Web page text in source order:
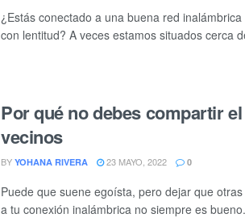
¿Estás conectado a una buena red
con lentitud? A veces estamos situados cerca
Por qué no debes compartir
vecinos
BY YOHANA RIVERA 23 MAYO, 2022 0
Puede que suene egoísta, pero dejar que
a tu conexión inalámbrica no siempre es